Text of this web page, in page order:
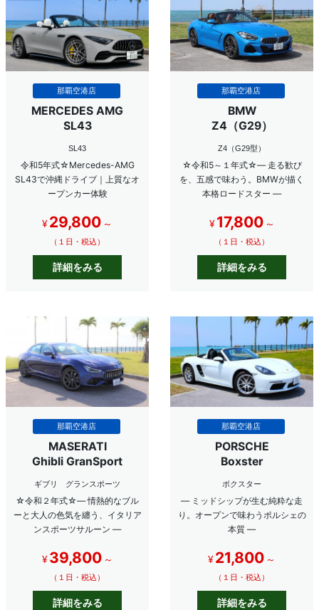
那覇空港店
MERCEDES AMG
SL43
SL43
令和5年式☆Mercedes-AMG
SL43で沖縄ドライブ｜上質なオ
ープンカー体験
¥29,800 ～
（１日・税込）
詳細をみる
那覇空港店
BMW
Z4（G29）
Z4（G29型）
☆令和5～１年式☆― 走る歓び
を、五感で味わう。BMWが描く
本格ロードスター ―
¥ 17,800 ～
（１日・税込）
詳細をみる
那覇空港店
MASERATI
Ghibli GranSport
ギブリ グランスポーツ
☆令和２年式☆― 情熱的なブル
ーと大人の色気を纏う、イタリア
ンスポーツサルーン ―
¥ 39,800 ～
（１日・税込）
詳細をみる
那覇空港店
PORSCHE
Boxster
ボクスター
― ミッドシップが生む純粋な走
り。オープンで味わうポルシェの
本質 ―
¥21,800 ～
（１日・税込）
詳細をみる